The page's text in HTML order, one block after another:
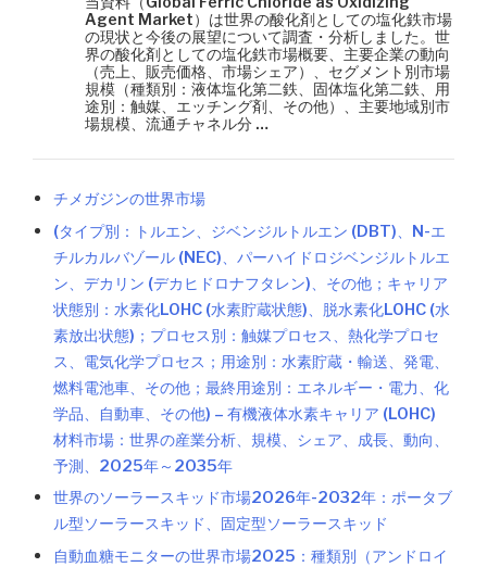
Agent Market）は世界の酸化剤としての塩化鉄市場
の現状と今後の展望について調査・分析しました。世
界の酸化剤としての塩化鉄市場概要、主要企業の動向
（売上、販売価格、市場シェア）、セグメント別市場
規模（種類別：液体塩化第二鉄、固体塩化第二鉄、用
途別：触媒、エッチング剤、その他）、主要地域別市
場規模、流通チャネル分 …
チメガジンの世界市場
(タイプ別：トルエン、ジベンジルトルエン (DBT)、N-エ
チルカルバゾール (NEC)、パーハイドロジベンジルトルエ
ン、デカリン (デカヒドロナフタレン)、その他；キャリア
状態別：水素化LOHC (水素貯蔵状態)、脱水素化LOHC (水
素放出状態)；プロセス別：触媒プロセス、熱化学プロセ
ス、電気化学プロセス；用途別：水素貯蔵・輸送、発電、
燃料電池車、その他；最終用途別：エネルギー・電力、化
学品、自動車、その他) – 有機液体水素キャリア (LOHC)
材料市場：世界の産業分析、規模、シェア、成長、動向、
予測、2025年～2035年
世界のソーラースキッド市場2026年-2032年：ポータブ
ル型ソーラースキッド、固定型ソーラースキッド
自動血糖モニターの世界市場2025：種類別（アンドロイ